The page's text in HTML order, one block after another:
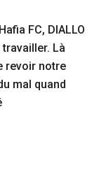
FC, DIALLO
Là
revoir notre
mal quand